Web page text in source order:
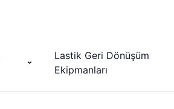
Lastik Geri Dönüşüm
Ekipmanları